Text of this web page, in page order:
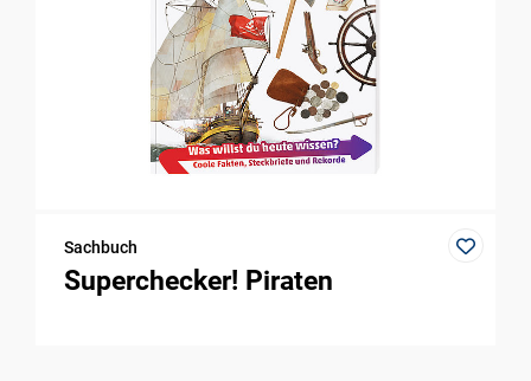
Sachbuch
Superchecker! Piraten